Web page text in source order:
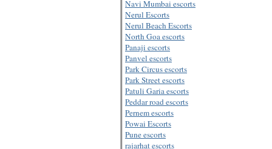
Navi Mumbai escorts
Nerul Escorts
Nerul Beach Escorts
North Goa escorts
Panaji escorts
Panvel escorts
Park Circus escorts
Park Street escorts
Patuli Garia escorts
Peddar road escorts
Pernem escorts
Powai Escorts
Pune escorts
rajarhat escorts